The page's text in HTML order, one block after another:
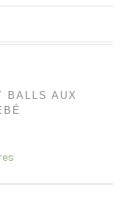
BALLS AUX